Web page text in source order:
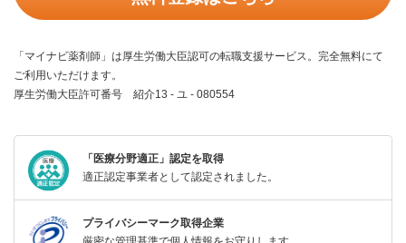
「マイナビ薬剤師」は厚生労働大臣認可の転職支援サービス。完全無料にて
ご利用いただけます。
厚生労働大臣許可番号 紹介13 - ユ - 080554
「医療分野適正」認定を取得
適正認定事業者として認定されました。
プライバシーマーク取得企業